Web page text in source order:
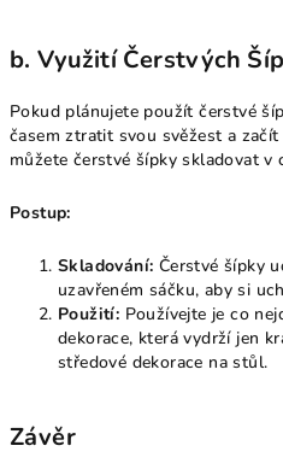
b. Využití Čerstvých
Pokud plánujete použít čerstvé
časem ztratit svou svěžest a
můžete čerstvé šípky skladovat v
Postup:
Skladování: Čerstvé šípky
uzavřeném sáčku, aby si
Použití: Používejte je co
dekorace, která vydrží jen
středové dekorace na stůl.
Závěr